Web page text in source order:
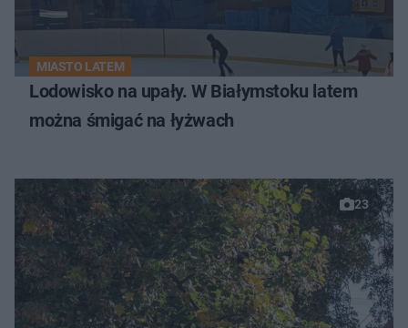
MIASTO LATEM
Lodowisko na upały. W Białymstoku latem
można śmigać na łyżwach
23